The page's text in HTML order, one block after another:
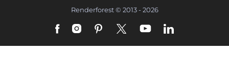
Renderforest © 2013 - 2026